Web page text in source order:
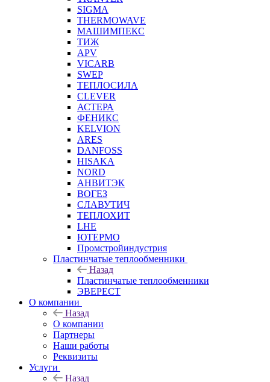
SIGMA
THERMOWAVE
МАШИМПЕКС
ТИЖ
APV
VICARB
SWEP
ТЕПЛОСИЛА
CLEVER
АСТЕРА
ФЕНИКС
KELVION
ARES
DANFOSS
HISAKA
NORD
АНВИТЭК
ВОГЕЗ
СЛАВУТИЧ
ТЕПЛОХИТ
LHE
ЮТЕРМО
Промстройиндустрия
Пластинчатые теплообменники
Назад
Пластинчатые теплообменники
ЭВЕРЕСТ
О компании
Назад
О компании
Партнеры
Наши работы
Реквизиты
Услуги
Назад